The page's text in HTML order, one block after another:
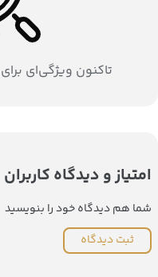
تاکنون ویژگی‌ای
امتیاز و دیدگاه کاربران
شما هم دیدگاه خود را بنویسید
ثبت دیدگاه